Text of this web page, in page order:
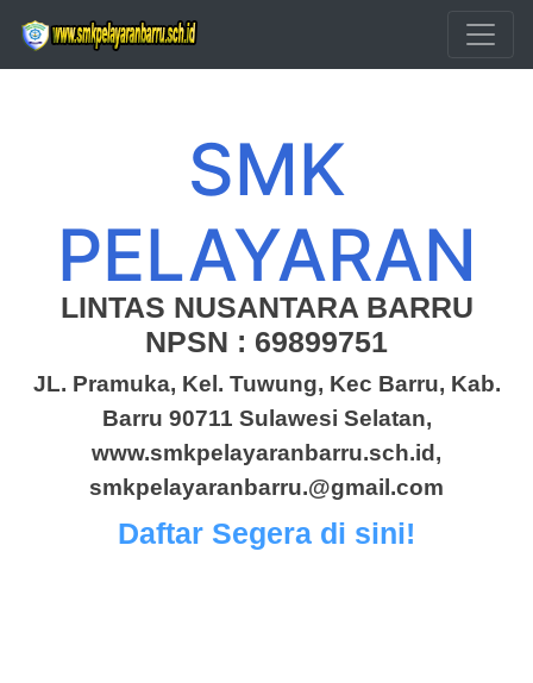
SMK
PELAYARAN
LINTAS NUSANTARA BARRU
NPSN : 69899751
JL. Pramuka, Kel. Tuwung, Kec Barru, Kab.
Barru 90711 Sulawesi Selatan,
www.smkpelayaranbarru.sch.id,
smkpelayaranbarru.@gmail.com
Daftar Segera di sini!